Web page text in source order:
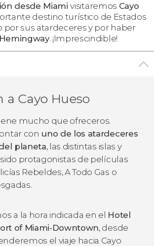
desde Miamivisitaremos Cayo
destino turístico de Estados
por sus atardeceres y por haber
. ¡Imprescindible!
a Cayo Hueso
mucho que ofreceros.
con uno de los atardeceres
planeta, las distintas islas y
protagonistas de películas
Rebeldes, A Todo Gas o
.
a la hora indicada en el Hotel
of Miami-Downtown, desde
el viaje hacia Cayo